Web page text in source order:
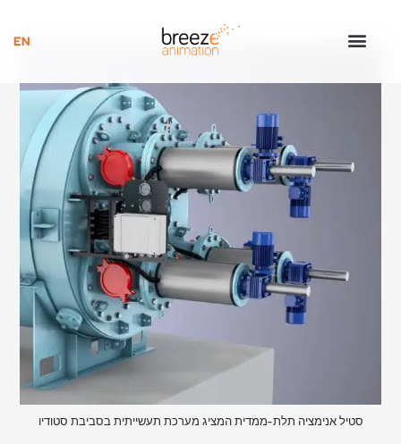
סטיל אנימציה תלת-ממדית המציג מערכת תעשייתית בסביבת סטודיו